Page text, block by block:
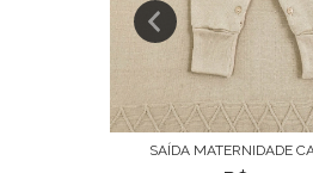
SAÍDA MATERNIDADE